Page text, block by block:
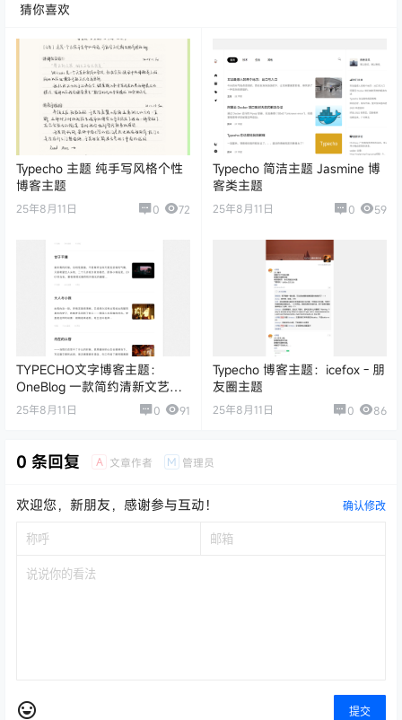
猜你喜欢
Typecho 主题 纯手写风格个性
博客主题
25年8月11日 0 72
Typecho 简洁主题 Jasmine 博
客类主题
25年8月11日 0 59
TYPECHO文字博客主题：
OneBlog 一款简约清新文艺的
写作记录类单栏主题
25年8月11日 0 91
Typecho 博客主题：icefox - 朋
友圈主题
25年8月11日 0 86
0 条回复 A 文章作者 M 管理员
欢迎您，新朋友，感谢参与互动！ 确认修改
提交